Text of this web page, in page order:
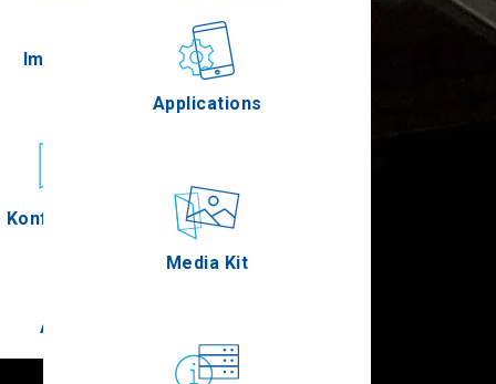
Agion Oros
Im Freien Gastronomie
Konferenzen Ereignisse
Applications
Media Kit